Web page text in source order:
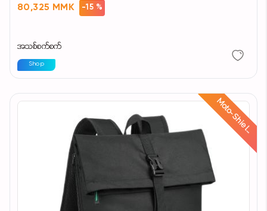
80,325 MMK -15 %
အသစ်စက်စက်
Shop
d